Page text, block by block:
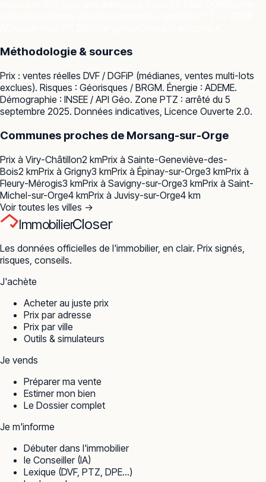
Méthodologie & sources
Prix : ventes réelles DVF / DGFiP (médianes, ventes multi-lots
exclues). Risques : Géorisques / BRGM. Énergie : ADEME.
Démographie : INSEE / API Géo. Zone PTZ : arrêté du 5
septembre 2025. Données indicatives, Licence Ouverte 2.0.
Communes proches de Morsang-sur-Orge
Prix à Viry-Châtillon2 kmPrix à Sainte-Geneviève-des-
Bois2 kmPrix à Grigny3 kmPrix à Épinay-sur-Orge3 kmPrix à
Fleury-Mérogis3 kmPrix à Savigny-sur-Orge3 kmPrix à Saint-
Michel-sur-Orge4 kmPrix à Juvisy-sur-Orge4 km
Voir toutes les villes →
ImmobilierCloser
Les données officielles de l'immobilier, en clair. Prix signés,
risques, conseils.
J'achète
Acheter au juste prix
Prix par adresse
Prix par ville
Outils & simulateurs
Je vends
Préparer ma vente
Estimer mon bien
Le Dossier complet
Je m'informe
Débuter dans l'immobilier
le Conseiller (IA)
Lexique (DVF, PTZ, DPE…)